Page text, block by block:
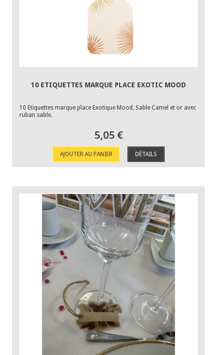
10 ETIQUETTES MARQUE PLACE EXOTIC MOOD
10 Etiquettes marque place Exotique Mood, Sable Camel et or avec
ruban sable.
5,05 €
AJOUTER AU PANIER DÉTAILS